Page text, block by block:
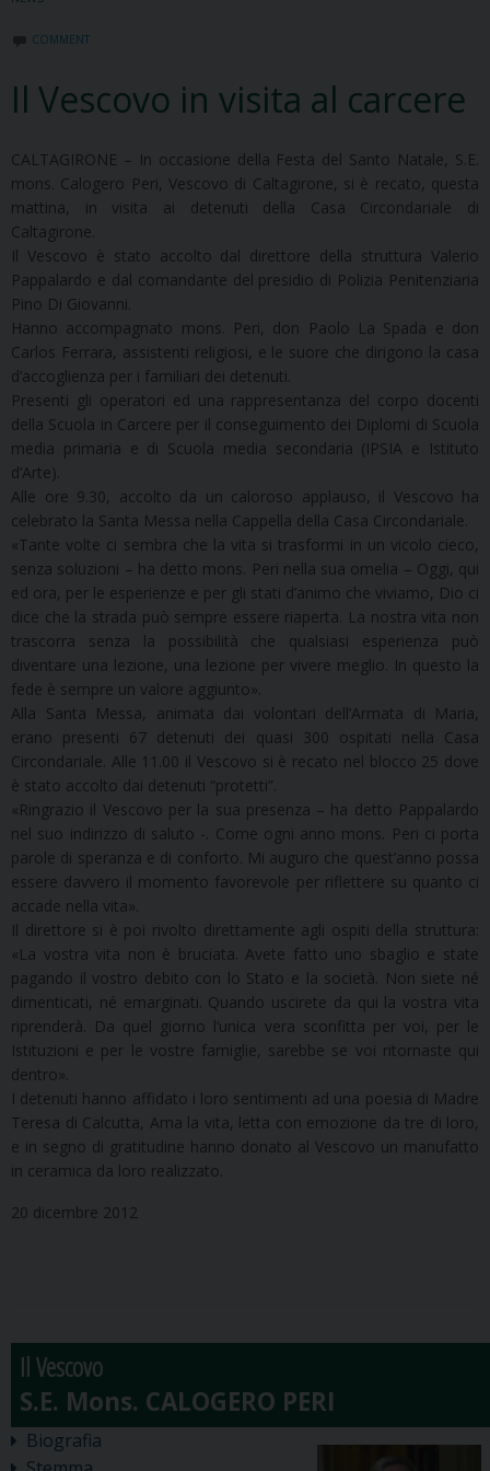
COMMENT
Il Vescovo in visita al carcere
CALTAGIRONE – In occasione della Festa del Santo Natale, S.E.
mons. Calogero Peri, Vescovo di Caltagirone, si è recato, questa
mattina, in visita ai detenuti della Casa Circondariale di
Caltagirone.
Il Vescovo è stato accolto dal direttore della struttura Valerio
Pappalardo e dal comandante del presidio di Polizia Penitenziaria
Pino Di Giovanni.
Hanno accompagnato mons. Peri, don Paolo La Spada e don
Carlos Ferrara, assistenti religiosi, e le suore che dirigono la casa
d’accoglienza per i familiari dei detenuti.
Presenti gli operatori ed una rappresentanza del corpo docenti
della Scuola in Carcere per il conseguimento dei Diplomi di Scuola
media primaria e di Scuola media secondaria (IPSIA e Istituto
d’Arte).
Alle ore 9.30, accolto da un caloroso applauso, il Vescovo ha
celebrato la Santa Messa nella Cappella della Casa Circondariale.
«Tante volte ci sembra che la vita si trasformi in un vicolo cieco,
senza soluzioni – ha detto mons. Peri nella sua omelia – Oggi, qui
ed ora, per le esperienze e per gli stati d’animo che viviamo, Dio ci
dice che la strada può sempre essere riaperta. La nostra vita non
trascorra senza la possibilità che qualsiasi esperienza può
diventare una lezione, una lezione per vivere meglio. In questo la
fede è sempre un valore aggiunto».
Alla Santa Messa, animata dai volontari dell’Armata di Maria,
erano presenti 67 detenuti dei quasi 300 ospitati nella Casa
Circondariale. Alle 11.00 il Vescovo si è recato nel blocco 25 dove
è stato accolto dai detenuti “protetti”.
«Ringrazio il Vescovo per la sua presenza – ha detto Pappalardo
nel suo indirizzo di saluto -. Come ogni anno mons. Peri ci porta
parole di speranza e di conforto. Mi auguro che quest’anno possa
essere davvero il momento favorevole per riflettere su quanto ci
accade nella vita».
Il direttore si è poi rivolto direttamente agli ospiti della struttura:
«La vostra vita non è bruciata. Avete fatto uno sbaglio e state
pagando il vostro debito con lo Stato e la società. Non siete né
dimenticati, né emarginati. Quando uscirete da qui la vostra vita
riprenderà. Da quel giorno l’unica vera sconfitta per voi, per le
Istituzioni e per le vostre famiglie, sarebbe se voi ritornaste qui
dentro».
I detenuti hanno affidato i loro sentimenti ad una poesia di Madre
Teresa di Calcutta, Ama la vita, letta con emozione da tre di loro,
e in segno di gratitudine hanno donato al Vescovo un manufatto
in ceramica da loro realizzato.
20 dicembre 2012
Il Vescovo
Biografia